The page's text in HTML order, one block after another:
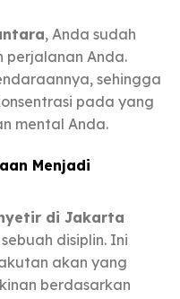
, Anda sudah
perjalanan Anda.
sehingga
pada yang
mental Anda.
Menjadi
di Jakarta
disiplin. Ini
akan yang
berdasarkan